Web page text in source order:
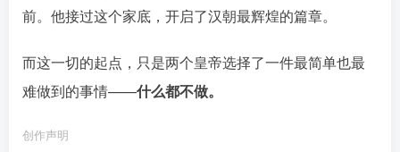
前。他接过这个家底，开启了汉朝最辉煌的篇章。󠄹󠅀󠄪󠄢󠄡󠄦󠄞󠄧󠄣󠄞󠄢󠄡󠄦󠄞󠄡󠄠󠄡󠅬󠅅󠅃󠄵󠅂󠄪󠅗󠅥󠅕󠅣󠅤󠅬󠅄󠄹󠄽󠄵󠄪󠄢󠄠󠄢󠄦󠄝󠄠󠄨󠄝󠄠󠄩󠄐󠄡󠄢󠄪󠄢󠄩󠄪󠄡󠄢󠅬󠅨󠅙󠅑󠅟󠅗󠅒󠄞󠅓󠅟󠅝󠄐󠇕󠆠󠅿󠇖󠆄󠆩󠇕󠅿󠆈󠇗󠆭󠆁󠄐󠇗󠅹󠅸󠇖󠆍󠅳󠇖󠅹󠅰󠇖󠆌󠅹
而这一切的起点，只是两个皇帝选择了一件最简单也最
难做到的事情——󠄹󠅀󠄪󠄢󠄡󠄦󠄞󠄧󠄣󠄞󠄢󠄡󠄦󠄞󠄡󠄠󠄡󠅬󠅅󠅃󠄵󠅂󠄪󠅗󠅥󠅕󠅣󠅤󠅬󠅄󠄹󠄽󠄵󠄪󠄢󠄠󠄢󠄦󠄝󠄠󠄨󠄝󠄠󠄩󠄐󠄡󠄢󠄪󠄢󠄩󠄪󠄡󠄢󠅬󠅨󠅙󠅑󠅟󠅗󠅒󠄞󠅓󠅟󠅝󠄐󠇕󠆠󠅿󠇖󠆄󠆩󠇕󠅿󠆈󠇗󠆭󠆁󠄐󠇗󠅹󠅸󠇖󠆍󠅳󠇖󠅹󠅰󠇖󠆌󠅹什么都不做。
创作声明